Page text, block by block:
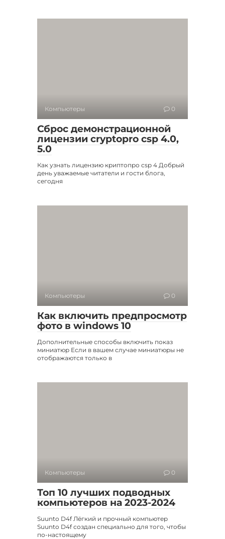
Компьютеры 0
Сброс демонстрационной
лицензии cryptopro csp 4.0,
5.0
Как узнать лицензию криптопро csp 4 Добрый
день уважаемые читатели и гости блога,
сегодня
Компьютеры 0
Как включить предпросмотр
фото в windows 10
Дополнительные способы включить показ
миниатюр Если в вашем случае миниатюры не
отображаются только в
Компьютеры 0
Топ 10 лучших подводных
компьютеров на 2023-2024
Suunto D4f Лёгкий и прочный компьютер
Suunto D4f создан специально для того, чтобы
по-настоящему